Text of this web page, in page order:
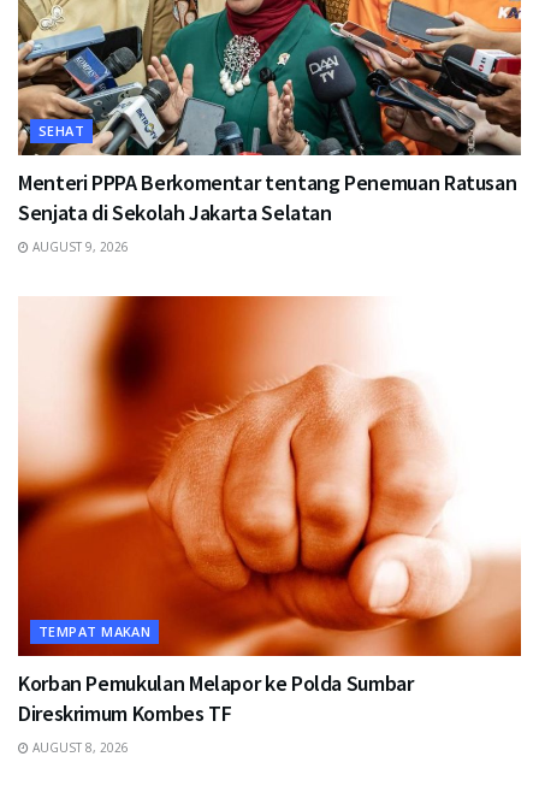
SEHAT
Menteri PPPA Berkomentar tentang Penemuan Ratusan
Senjata di Sekolah Jakarta Selatan
AUGUST 9, 2026
TEMPAT MAKAN
Korban Pemukulan Melapor ke Polda Sumbar
Direskrimum Kombes TF
AUGUST 8, 2026